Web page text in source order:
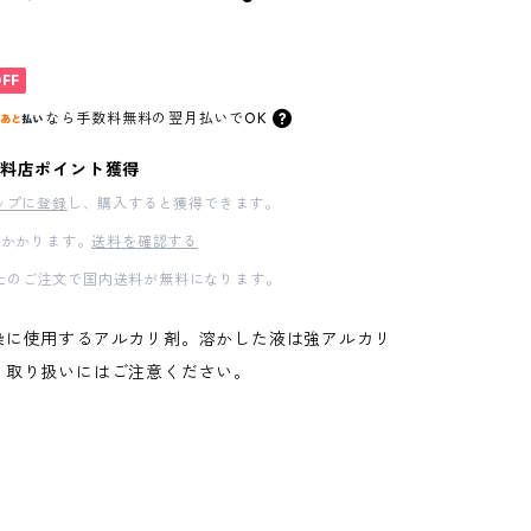
なら 手数料無料の 翌月払いでOK
店ポイント獲得
プに登録 し、購入すると獲得できます。
かります。送料を確認する
ご注文で国内送料が無料になります。
使用するアルカリ剤。溶かした液は強アルカリ
り扱いにはご注意ください。